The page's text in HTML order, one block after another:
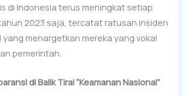
di Indonesia terus meningkat setiap
2023 saja, tercatat ratusan insiden
menargetkan mereka yang vokal
pemerintah.
di Balik Tirai “Keamanan Nasional”